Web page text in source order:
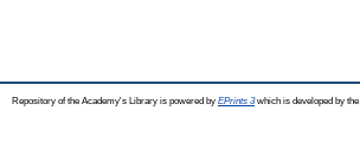
Repository of the Academy's Library is powered by EPrints 3which is developed by the